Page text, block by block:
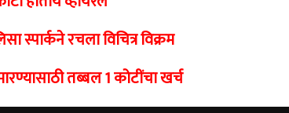
स्पार्कने रचला विचित्र विक्रम
तब्बल 1 कोटींचा खर्च